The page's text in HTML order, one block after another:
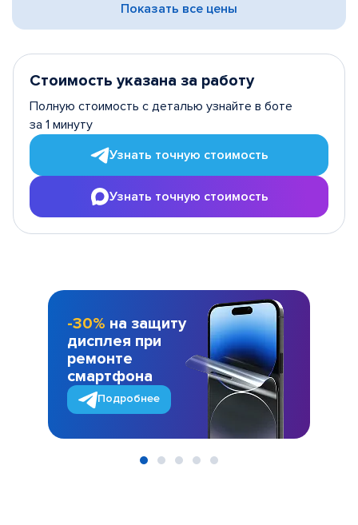
Показать все цены
Стоимость указана за работу
Полную стоимость с деталью узнайте в боте
за 1 минуту
Узнать точную стоимость
Узнать точную стоимость
-30% на защиту
дисплея при
ремонте
смартфона
Подробнее